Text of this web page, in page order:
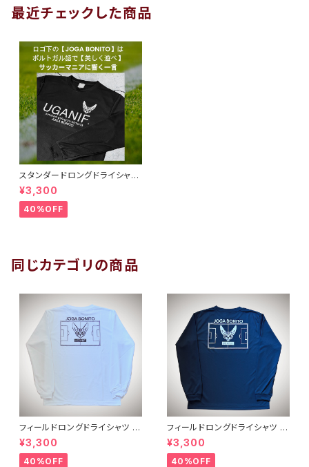
最近チェックした商品
スタンダードロングドライシャツ
ブラックホワイト
¥3,300
40%OFF
同じカテゴリの商品
フィールドロングドライシャツ
ホワイトブラック
¥3,300
40%OFF
フィールドロングドライシャツ
ネイビーホワイト
¥3,300
40%OFF